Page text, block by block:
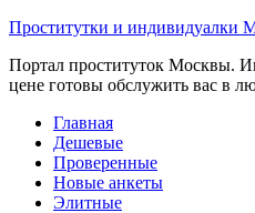
Проститутки и индивидуалки
Портал проституток Москвы.
цене готовы обслужить вас в
Главная
Дешевые
Проверенные
Новые анкеты
Элитные